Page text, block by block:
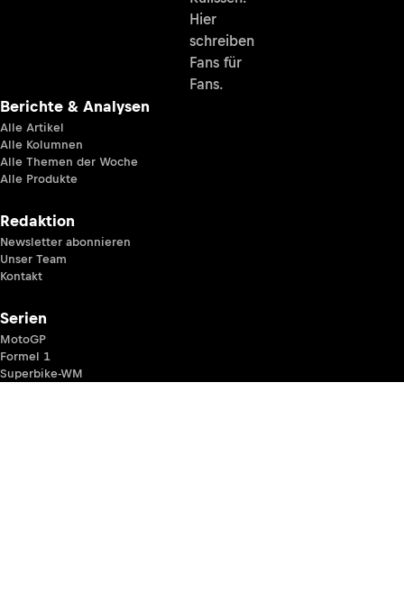
Hier
schreiben
Fans für
Fans.
Berichte & Analysen
Alle Artikel
Alle Kolumnen
Alle Themen der Woche
Alle Produkte
Redaktion
Newsletter abonnieren
Unser Team
Kontakt
Serien
MotoGP
Formel 1
Superbike-WM